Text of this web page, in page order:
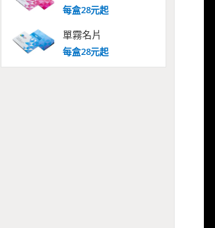
每盒28元起
單霧名片
每盒28元起